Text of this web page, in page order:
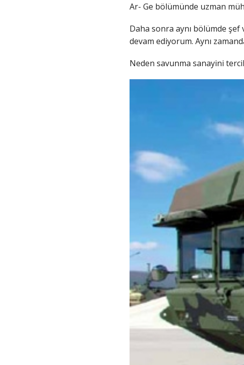
Ar- Ge bölümünde uzman
Daha sonra aynı bölümde
devam ediyorum. Aynı
Neden savunma sanayini